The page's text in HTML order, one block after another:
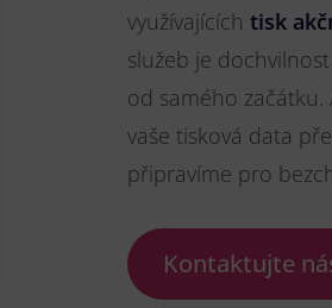
využívajících tisk
služeb je
od samého
vaše tisková data
připravíme pro
Kontaktujte